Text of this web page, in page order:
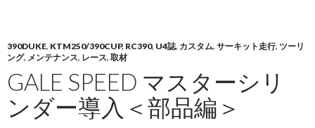
キ
ッ
プ
390DUKE, KTM250/390CUP, RC390, U4誌, カスタム, サーキット走行, ツーリ
ング, メンテナンス, レース, 取材
GALE SPEED マスターシリ
ンダー導入＜部品編＞